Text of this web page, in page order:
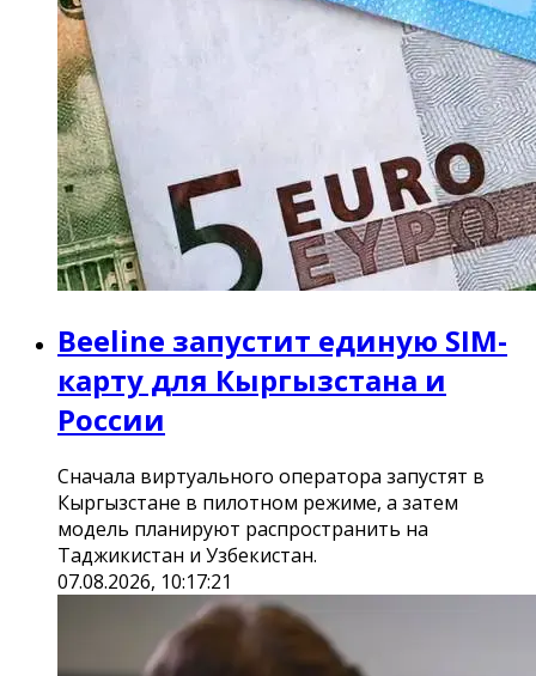
Beeline запустит единую SIM-
карту для Кыргызстана и
России
Сначала виртуального оператора запустят в
Кыргызстане в пилотном режиме, а затем
модель планируют распространить на
Таджикистан и Узбекистан.
07.08.2026, 10:17:21